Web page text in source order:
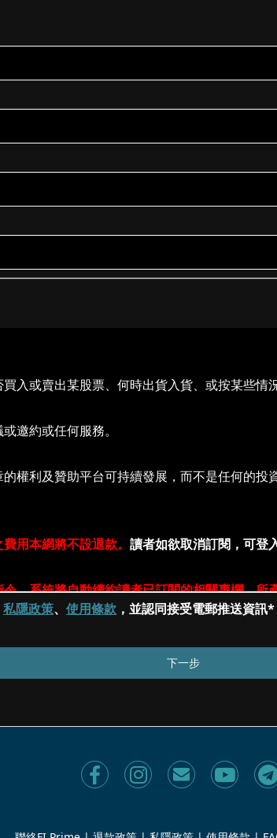
私隱政策、 使用條款 ，並認同接受電郵推送資訊*